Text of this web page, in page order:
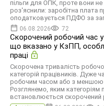
пільги для ОПК, проте вони
роз'яснили: заробітна плата
оподатковується ПДФО за
06.08.2026 72
Скорочений робочий час
що вказано у КзПП,
праці
Скорочена тривалість
категорій працівників. Дуже
робочим часом або з
Розглянемо, яким категоріям
встановлюється скорочений